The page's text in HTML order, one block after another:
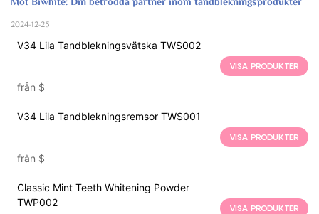
2024-12-25
V34 Lila Tandblekningsvätska TWS002
från $
VISA PRODUKTER
V34 Lila Tandblekningsremsor TWS001
från $
VISA PRODUKTER
Classic Mint Teeth Whitening Powder
TWP002
VISA PRODUKTER